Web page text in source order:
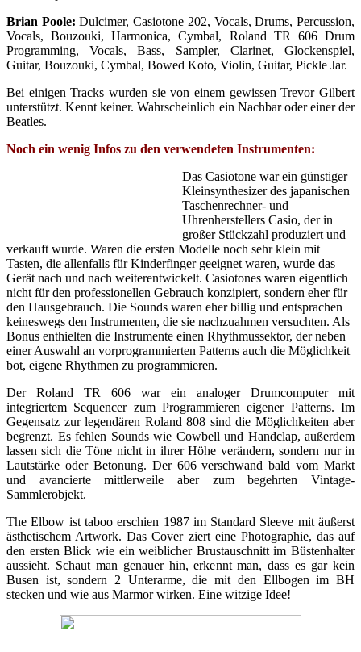
Brian Poole: Dulcimer, Casiotone 202, Vocals, Drums, Percussion,
Vocals, Bouzouki, Harmonica, Cymbal, Roland TR 606 Drum
Programming, Vocals, Bass, Sampler, Clarinet, Glockenspiel,
Guitar, Bouzouki, Cymbal, Bowed Koto, Violin, Guitar, Pickle Jar.
Bei einigen Tracks wurden sie von einem gewissen Trevor Gilbert
unterstützt. Kennt keiner. Wahrscheinlich ein Nachbar oder einer der
Beatles.
Noch ein wenig Infos zu den verwendeten Instrumenten:
Das Casiotone war ein günstiger
Kleinsynthesizer des japanischen
Taschenrechner- und
Uhrenherstellers Casio, der in
großer Stückzahl produziert und
verkauft wurde. Waren die ersten Modelle noch sehr klein mit
Tasten, die allenfalls für Kinderfinger geeignet waren, wurde das
Gerät nach und nach weiterentwickelt. Casiotones waren eigentlich
nicht für den professionellen Gebrauch konzipiert, sondern eher für
den Hausgebrauch. Die Sounds waren eher billig und entsprachen
keineswegs den Instrumenten, die sie nachzuahmen versuchten. Als
Bonus enthielten die Instrumente einen Rhythmussektor, der neben
einer Auswahl an vorprogrammierten Patterns auch die Möglichkeit
bot, eigene Rhythmen zu programmieren.
Der Roland TR 606 war ein analoger Drumcomputer mit
integriertem Sequencer zum Programmieren eigener Patterns. Im
Gegensatz zur legendären Roland 808 sind die Möglichkeiten aber
begrenzt. Es fehlen Sounds wie Cowbell und Handclap, außerdem
lassen sich die Töne nicht in ihrer Höhe verändern, sondern nur in
Lautstärke oder Betonung. Der 606 verschwand bald vom Markt
und avancierte mittlerweile aber zum begehrten Vintage-
Sammlerobjekt.
The Elbow ist taboo erschien 1987 im Standard Sleeve mit äußerst
ästhetischem Artwork. Das Cover ziert eine Photographie, das auf
den ersten Blick wie ein weiblicher Brustauschnitt im Büstenhalter
aussieht. Schaut man genauer hin, erkennt man, dass es gar kein
Busen ist, sondern 2 Unterarme, die mit den Ellbogen im BH
stecken und wie aus Marmor wirken. Eine witzige Idee!